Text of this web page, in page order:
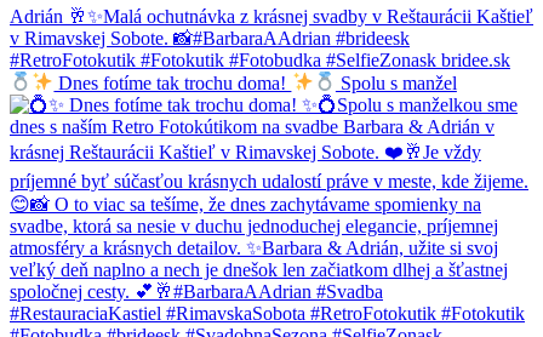
Dnes fotíme tak trochu doma! Spolu s manžel